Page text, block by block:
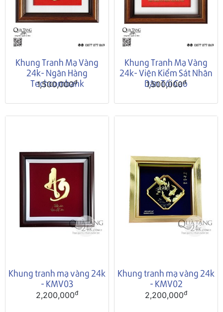
Khung Tranh Mạ Vàng
24k- Ngân Hàng
Techcombank
1,500,000đ
Khung Tranh Mạ Vàng
24k- Viện Kiểm Sát Nhân
Dân Tối Cao
1,500,000đ
Khung tranh mạ vàng 24k
- KMV03
2,200,000đ
Khung tranh mạ vàng 24k
- KMV02
2,200,000đ